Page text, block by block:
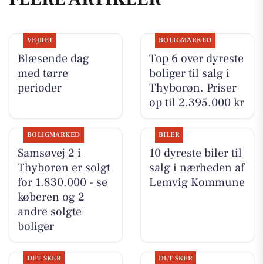
VEJRET
Blæsende dag
med tørre
perioder
BOLIGMARKED
Top 6 over dyreste
boliger til salg i
Thyborøn. Priser
op til 2.395.000 kr
BOLIGMARKED
Samsøvej 2 i
Thyborøn er solgt
for 1.830.000 - se
køberen og 2
andre solgte
boliger
BILER
10 dyreste biler til
salg i nærheden af
Lemvig Kommune
DET SKER DET SKER